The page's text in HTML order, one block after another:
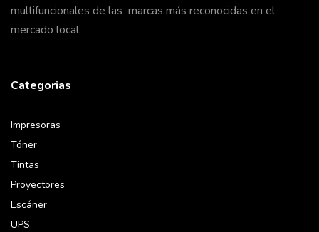
multifuncionales de las marcas más reconocidas en el
mercado local.
Categorias
Impresoras
Tóner
Tintas
Proyectores
Escáner
UPS